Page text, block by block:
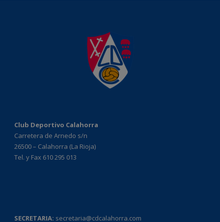
Club Deportivo Calahorra
Carretera de Arnedo s/n
26500 – Calahorra (La Rioja)
Tel. y Fax 610 295 013
SECRETARIA: secretaria@cdcalahorra.com